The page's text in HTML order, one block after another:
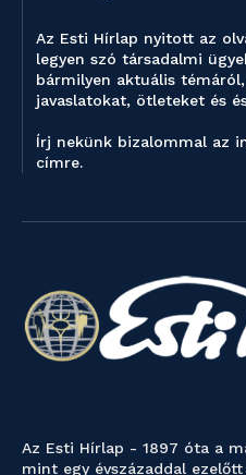
Az Esti Hírlap nyitott az
legyen szó társadalmi
bármilyen aktuális
javaslatokat, ötleteket és
Írj nekünk bizalommal az
címre.
Az Esti Hírlap - 1897 óta a
mint egy évszázaddal